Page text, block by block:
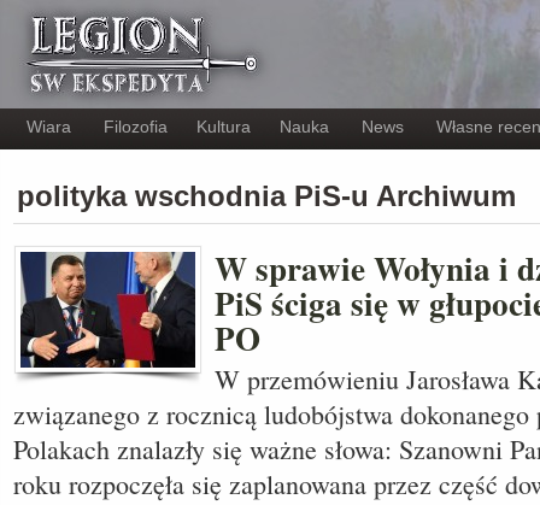
Wiara Filozofia Kultura Nauka News Własne
polityka wschodnia PiS-u Archiwum
W sprawie Wołynia i
PiS ściga się w
PO
W przemówieniu Jarosława
związanego z rocznicą ludobójstwa
Polakach znalazły się ważne słowa: Szanowni
roku rozpoczęła się zaplanowana przez część